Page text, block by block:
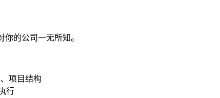
的公司一无所知。
项目结构
行